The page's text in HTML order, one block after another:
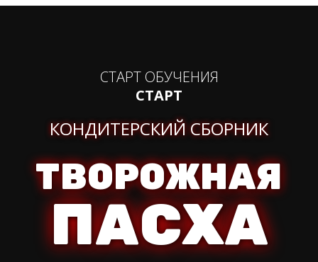
СТАРТ ОБУЧЕНИЯ
СТАРТ
КОНДИТЕРСКИЙ СБОРНИК
ТВОРОЖНАЯ
ПАСХА